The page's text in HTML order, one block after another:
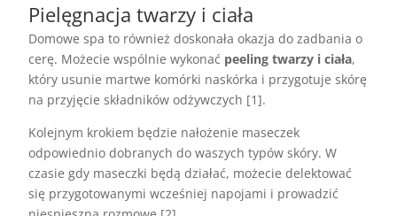
Pielęgnacja twarzy i ciała
Domowe spa to również doskonała okazja do zadbania o
cerę. Możecie wspólnie wykonać peeling twarzy i ciała,
który usunie martwe komórki naskórka i przygotuje skórę
na przyjęcie składników odżywczych [1].
Kolejnym krokiem będzie nałożenie maseczek
odpowiednio dobranych do waszych typów skóry. W
czasie gdy maseczki będą działać, możecie delektować
się przygotowanymi wcześniej napojami i prowadzić